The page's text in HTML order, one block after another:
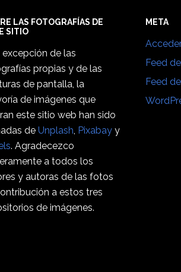
LAS FOTOGRAFÍAS DE
SITIO
excepción de las
propias y de las
de pantalla, la
de imágenes que
este sitio web han sido
deUnplash Pixabay y
. Agradecezco
a todos los
y autoras de las fotos
a estos tres
de imágenes.
META
Feed
Feed